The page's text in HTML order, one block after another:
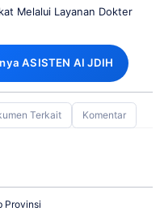
Melalui Layanan Dokter
ASISTEN AI JDIH
Terkait Komentar
Provinsi